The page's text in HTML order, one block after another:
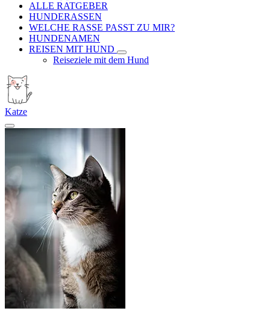
ALLE RATGEBER
HUNDERASSEN
WELCHE RASSE PASST ZU MIR?
HUNDENAMEN
REISEN MIT HUND
Reiseziele mit dem Hund
Katze